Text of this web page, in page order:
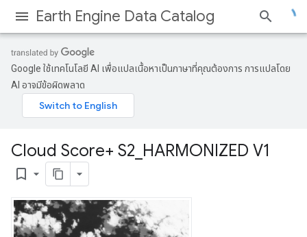
Earth Engine Data Catalog
Google ใช้เทคโนโลยี AI เพื่อแปลเนื้อหาเป็นภาษาที่คุณต้องการ การแปลโดย
AI อาจมีข้อผิดพลาด
Cloud Score+ S2 HARMONIZED V1
bookmark_border